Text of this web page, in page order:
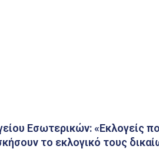
Εσωτερικών: «Eκλογείς
το εκλογικό τους